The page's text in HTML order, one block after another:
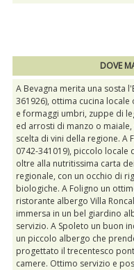
DOVE
A Bevagna merita una sosta
361926), ottima cucina
e formaggi umbri, zuppe di
ed arrosti di manzo o
scelta di vini della regione. A
0742-341019), piccolo
oltre alla nutritissima carta
regionale, con un occhio di
biologiche. A Foligno un
ristorante albergo Villa
immersa in un bel giardino
servizio. A Spoleto un buon
un piccolo albergo che
progettato il trecentesco
camere. Ottimo servizio e